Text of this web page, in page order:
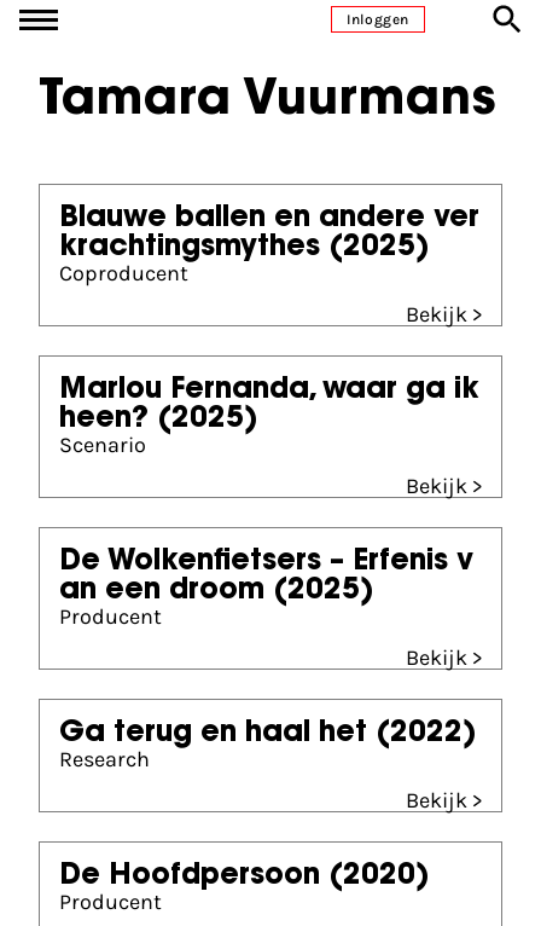
Ga naar inhoudInloggen
Tamara Vuurmans
Blauwe ballen en andere ver
krachtingsmythes (2025)
Coproducent
Bekijk >
Marlou Fernanda, waar ga ik
heen? (2025)
Scenario
Bekijk >
De Wolkenfietsers – Erfenis v
an een droom (2025)
Producent
Bekijk >
Ga terug en haal het (2022)
Research
Bekijk >
De Hoofdpersoon (2020)
Producent